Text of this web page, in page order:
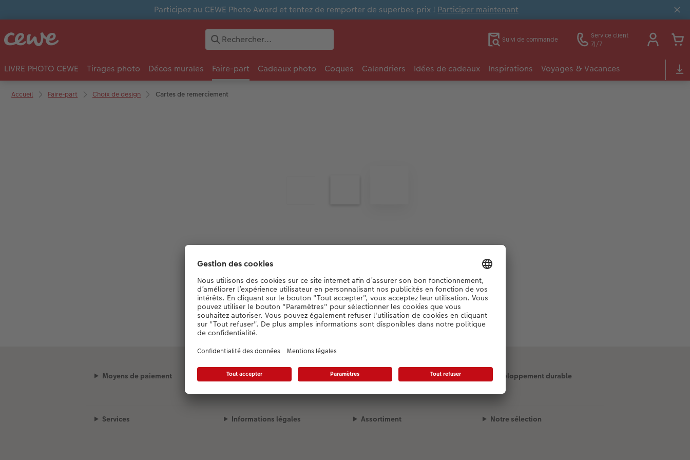
Participez au CEWE Photo Award et tentez de remporter de superbes prix ! Participer maintenant
Suivi de commande
Service client
7j/7
LIVRE PHOTO CEWE Tirages photo Décos murales Faire-part Cadeaux photo Coques Calendriers Idées de cadeaux Inspirations Voyages & Vacances
Accueil Faire-part Choix de design Cartes de remerciement
Designauswahl wird geladen...
Moyens de paiement Mode de livraison Développement durable
Services Informations légales Assortiment Notre sélection